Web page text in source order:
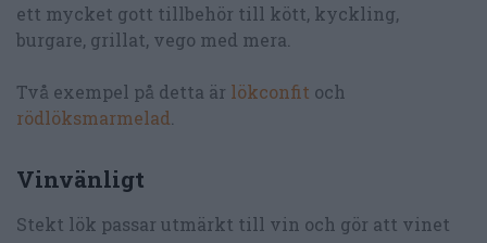
ett mycket gott tillbehör till kött, kyckling,
burgare, grillat, vego med mera.
Två exempel på detta är lökconfit och
rödlöksmarmelad
Vinvänligt
Stekt lök passar utmärkt till vin och gör att vinet